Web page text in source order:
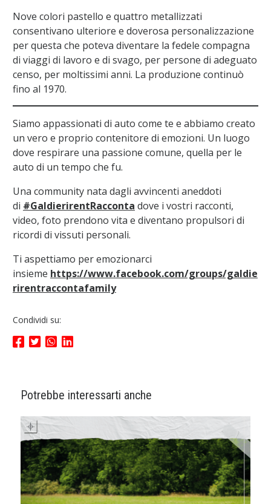
Nove colori pastello e quattro metallizzati
consentivano ulteriore e doverosa personalizzazione
per questa che poteva diventare la fedele compagna
di viaggi di lavoro e di svago, per persone di adeguato
censo, per moltissimi anni. La produzione continuò
fino al 1970.
Siamo appassionati di auto come te e abbiamo creato
un vero e proprio contenitore di emozioni. Un luogo
dove respirare una passione comune, quella per le
auto di un tempo che fu.
Una community nata dagli avvincenti aneddoti
di #GaldierirentRacconta dove i vostri racconti,
video, foto prendono vita e diventano propulsori di
ricordi di vissuti personali.
Ti aspettiamo per emozionarci
insieme https://www.facebook.com/groups/galdie
rirentraccontafamily
Condividi su:
Potrebbe interessarti anche